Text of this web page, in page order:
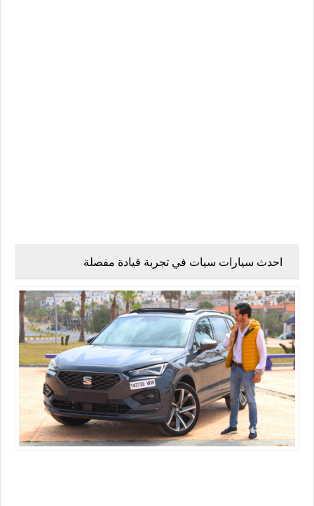
احدث سيارات سيات في تجربة قيادة مفصلة